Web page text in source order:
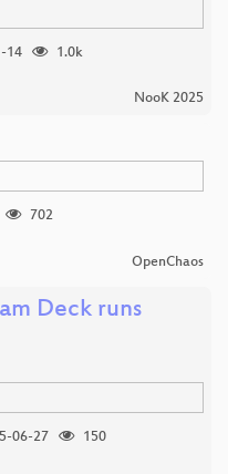
14
1.0k
NooK 2025
702
OpenChaos
Deck runs
06-27
150